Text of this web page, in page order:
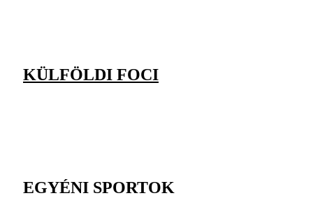
KÜLFÖLDI FOCI
EGYÉNI SPORTOK